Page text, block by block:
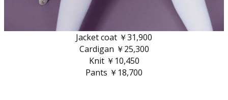
Jacket coat ￥31,900
Cardigan ￥25,300
Knit ￥10,450
Pants ￥18,700